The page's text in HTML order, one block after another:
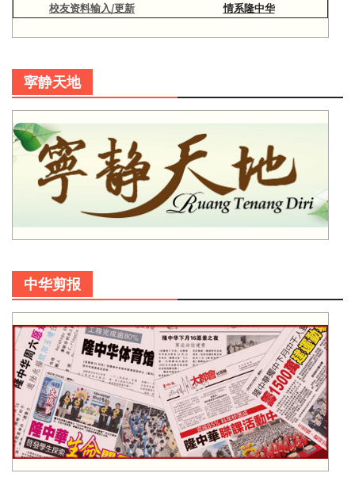
校友资料输入/更新 情系隆中华
寜静天地
中华剪报